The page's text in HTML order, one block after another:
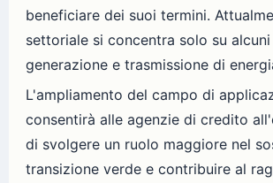
beneficiare dei suoi termini.
settoriale si concentra solo su
generazione e trasmissione di
L'ampliamento del campo di
consentirà alle agenzie di credito
di svolgere un ruolo maggiore nel
transizione verde e contribuire al